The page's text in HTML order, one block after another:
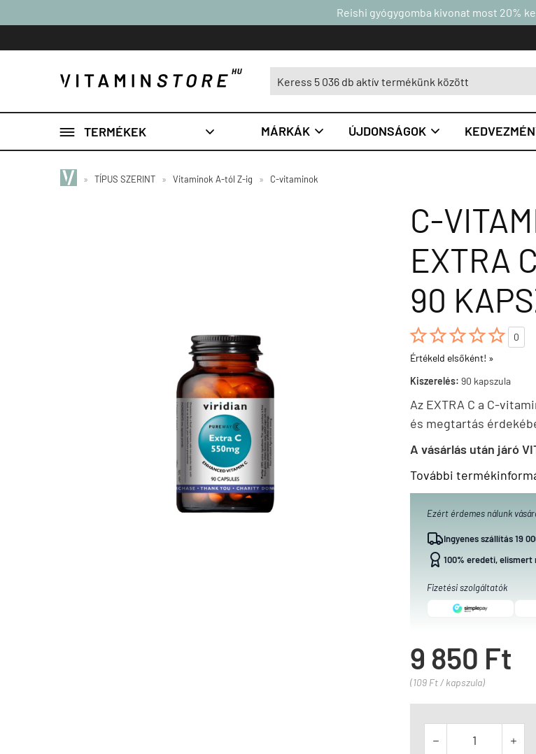
Reishi gyógygomba kivonat most 20%
 TERMÉKEK  MÁRKÁK  ÚJDONSÁGOK 
» TÍPUS SZERINT » Vitaminok A-tól Z-ig » C-vitaminok
C-
EXTRA
90

0
Értékeld elsőként! »
Kiszerelés: 90 kapszula
Az EXTRA C a C-
és megtartás
A vásárlás után járó
További
Ezért érdemes nálunk
Ingyenes szállítás 19
100% eredeti, elismert
Fizetési szolgáltatók
9 850 Ft
(109 Ft / kapszula)
 